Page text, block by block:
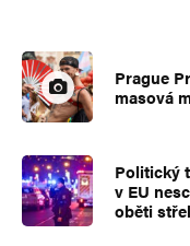
Prague
masová
Politický
v EU
oběti